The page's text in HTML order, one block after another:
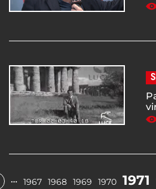
… 1967 1968 1969 1970 1971